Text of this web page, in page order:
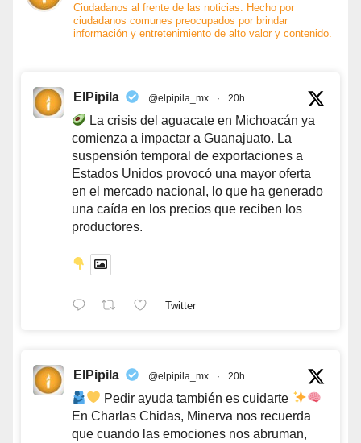
Ciudadanos al frente de las noticias. Hecho por
ciudadanos comunes preocupados por brindar
información y entretenimiento de alto valor y contenido.
ElPipila @elpipila_mx · 20h
La crisis del aguacate en Michoacán ya
comienza a impactar a Guanajuato. La
suspensión temporal de exportaciones a
Estados Unidos provocó una mayor oferta
en el mercado nacional, lo que ha generado
una caída en los precios que reciben los
productores.
Twitter
ElPipila @elpipila_mx · 20h
Pedir ayuda también es cuidarte
En Charlas Chidas, Minerva nos recuerda
que cuando las emociones nos abruman,